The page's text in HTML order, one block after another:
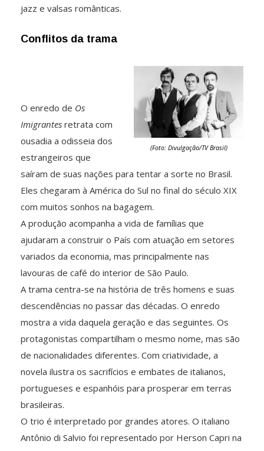
jazz e valsas românticas.
Conflitos da trama
(Foto: Divulgação/TV Brasil)
O enredo de Os
Imigrantes retrata com
ousadia a odisseia dos
estrangeiros que
saíram de suas nações para tentar a sorte no Brasil.
Eles chegaram à América do Sul no final do século XIX
com muitos sonhos na bagagem.
A produção acompanha a vida de famílias que
ajudaram a construir o País com atuação em setores
variados da economia, mas principalmente nas
lavouras de café do interior de São Paulo.
A trama centra-se na história de três homens e suas
descendências no passar das décadas. O enredo
mostra a vida daquela geração e das seguintes. Os
protagonistas compartilham o mesmo nome, mas são
de nacionalidades diferentes. Com criatividade, a
novela ilustra os sacrifícios e embates de italianos,
portugueses e espanhóis para prosperar em terras
brasileiras.
O trio é interpretado por grandes atores. O italiano
Antônio di Salvio foi representado por Herson Capri na